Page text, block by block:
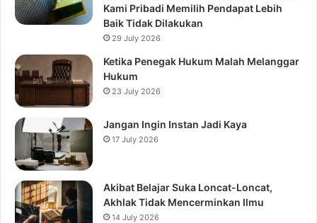
Kami Pribadi Memilih Pendapat Lebih
Baik Tidak Dilakukan
29 July 2026
Ketika Penegak Hukum Malah Melanggar
Hukum
23 July 2026
Jangan Ingin Instan Jadi Kaya
17 July 2026
Akibat Belajar Suka Loncat-Loncat,
Akhlak Tidak Mencerminkan Ilmu
14 July 2026